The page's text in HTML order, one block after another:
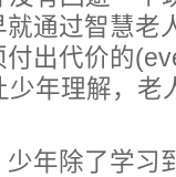
通过智慧老
出代价的
少年理解，老
年除了学习